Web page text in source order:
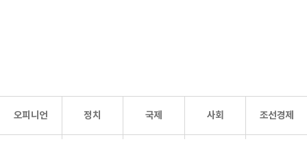
오피니언 정치 국제 사회 조선경제